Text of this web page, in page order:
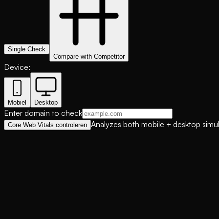
Single Check
Compare with Competitor
Device:
Mobiel Desktop
Enter domain to check
Core Web Vitals controleren Analyzes both mobile + desktop